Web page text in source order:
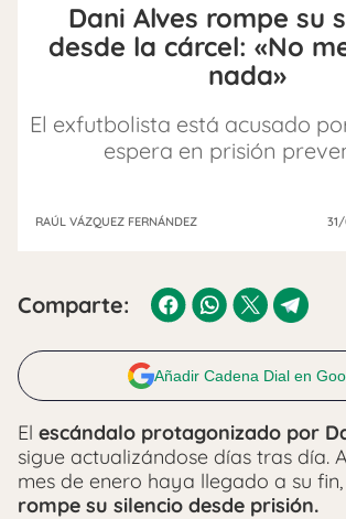
Dani Alves rompe su
desde la cárcel: «No
nada»
El exfutbolista está acusado
espera en prisión
RAÚL VÁZQUEZ FERNÁNDEZ
Comparte:
Añadir Cadena Dial en
El escándalo protagonizado por
sigue actualizándose días tras día.
mes de enero haya llegado a su
rompe su silencio desde prisión.